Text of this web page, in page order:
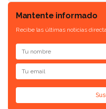
Mantente informado
Recibe las últimas noticias